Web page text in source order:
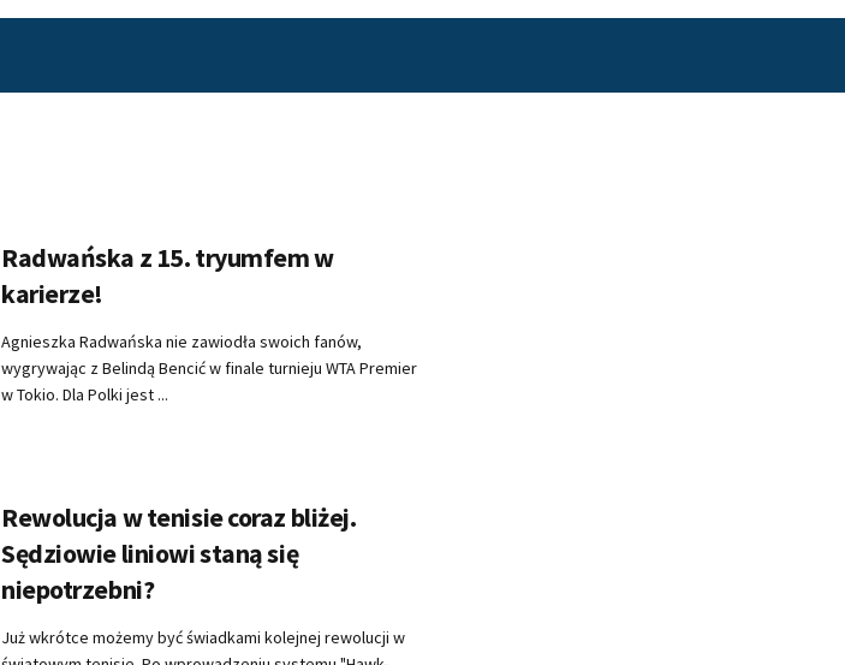
Radwańska z 15. tryumfem w
karierze!
Agnieszka Radwańska nie zawiodła swoich fanów,
wygrywając z Belindą Bencić w finale turnieju WTA Premier
w Tokio. Dla Polki jest ...
Rewolucja w tenisie coraz bliżej.
Sędziowie liniowi staną się
niepotrzebni?
Już wkrótce możemy być świadkami kolejnej rewolucji w